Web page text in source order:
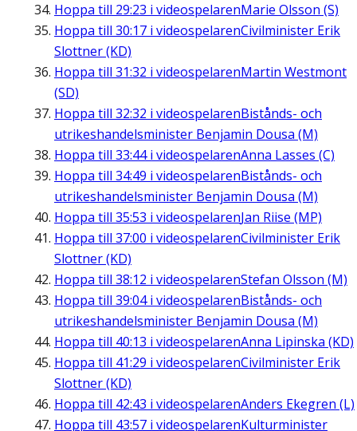
Hoppa till 29:23 i videospelarenMarie Olsson (S)
Hoppa till 30:17 i videospelarenCivilminister Erik
Slottner (KD)
Hoppa till 31:32 i videospelarenMartin Westmont
(SD)
Hoppa till 32:32 i videospelarenBistånds- och
utrikeshandelsminister Benjamin Dousa (M)
Hoppa till 33:44i videospelarenAnna Lasses (C)
Hoppa till 34:49 i videospelarenBistånds- och
utrikeshandelsminister Benjamin Dousa (M)
Hoppa till 35:53 i videospelarenJan Riise (MP)
Hoppa till 37:00 i videospelarenCivilminister Erik
Slottner (KD)
Hoppa till 38:12 i videospelarenStefan Olsson (M)
Hoppa till 39:04i videospelarenBistånds- och
utrikeshandelsminister Benjamin Dousa (M)
Hoppa till 40:13 i videospelarenAnna Lipinska (KD)
Hoppa till 41:29 i videospelarenCivilminister Erik
Slottner (KD)
Hoppa till 42:43 i videospelarenAnders Ekegren (L)
Hoppa till 43:57 i videospelarenKulturminister